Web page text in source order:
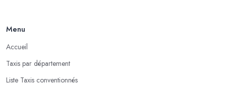
Menu
Accueil
Taxis par département
Liste Taxis conventionnés